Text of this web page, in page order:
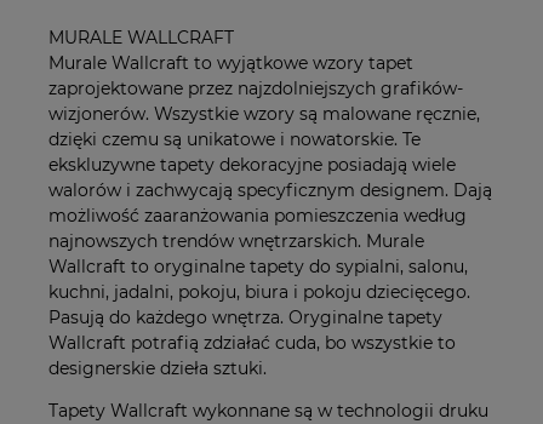
MURALE WALLCRAFT
Murale Wallcraft to wyjątkowe wzory tapet
zaprojektowane przez najzdolniejszych grafików-
wizjonerów. Wszystkie wzory są malowane ręcznie,
dzięki czemu są unikatowe i nowatorskie. Te
ekskluzywne tapety dekoracyjne posiadają wiele
walorów i zachwycają specyficznym designem. Dają
możliwość zaaranżowania pomieszczenia według
najnowszych trendów wnętrzarskich. Murale
Wallcraft to oryginalne tapety do sypialni, salonu,
kuchni, jadalni, pokoju, biura i pokoju dziecięcego.
Pasują do każdego wnętrza. Oryginalne tapety
Wallcraft potrafią zdziałać cuda, bo wszystkie to
designerskie dzieła sztuki.
Tapety Wallcraft wykonnane są w technologii druku